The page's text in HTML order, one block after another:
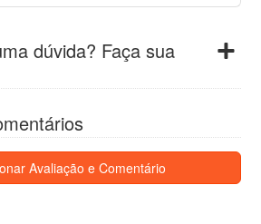
dúvida? Faça sua
Avaliação e Comentário